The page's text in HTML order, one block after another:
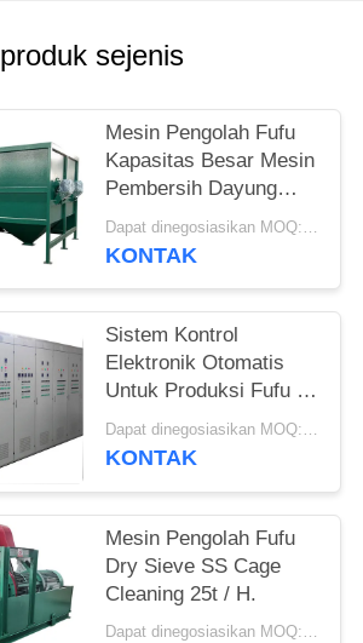
produk sejenis
Mesin Pengolah Fufu
Kapasitas Besar Mesin
Pembersih Dayung
Singkong
Dapat dinegosiasikan MOQ:1 Set
KONTAK
Sistem Kontrol
Elektronik Otomatis
Untuk Produksi Fufu /
Pembuatan Tepung
Singkong
Dapat dinegosiasikan MOQ:1 Set
KONTAK
Mesin Pengolah Fufu
Dry Sieve SS Cage
Cleaning 25t / H.
Dapat dinegosiasikan MOQ:1 set